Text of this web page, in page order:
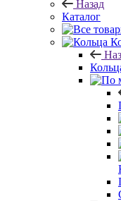
Назад
Каталог